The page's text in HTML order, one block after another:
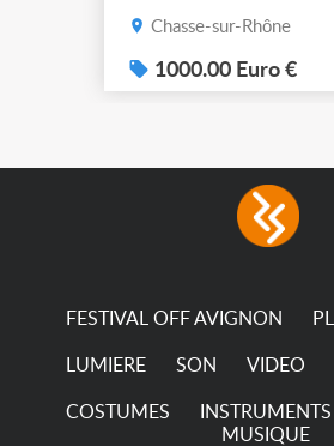
Chasse-sur-Rhône
1000.00 Euro €
FESTIVAL OFF AVIGNON
LUMIERE SON VIDEO
COSTUMES
INSTRUMENTS
MUSIQUE